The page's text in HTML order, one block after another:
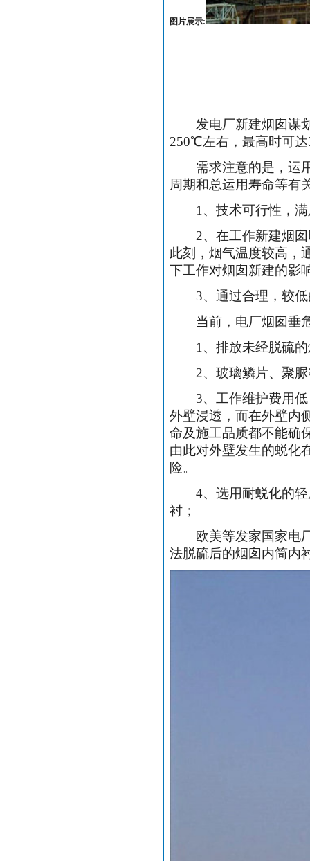
图片展示:
发电厂新建烟囱谋划
250℃左右，最高时可达
需求注意的是，运用
周期和总运用寿命等有
1 、技术可行性，
2、在工作新建烟
此刻，烟气温度较高，
下工作对烟囱新建的影
3、通过合理，较
当前，电厂烟囱垂危
1 、排放未经脱硫
2、玻璃鳞片、聚
3、工作维护费用
外壁浸透，而在外壁内
命及施工品质都不能确
由此对外壁发生的蜕化
险。
4、选用耐蜕化的
衬；
欧美等发家国家电厂
法脱硫后的烟囱内筒内